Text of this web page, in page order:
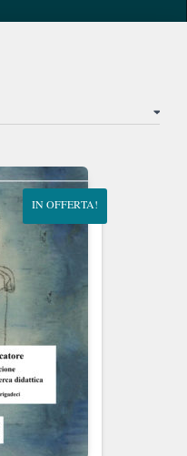
IN OFFERTA!